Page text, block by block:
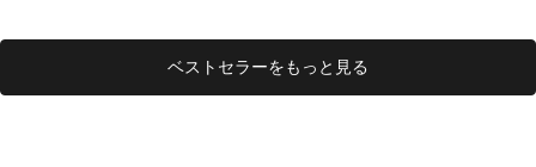
ベストセラーをもっと見る